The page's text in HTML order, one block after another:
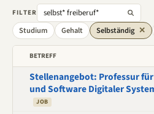
FILTER
Studium Gehalt Selbständig ✕
BETREFF
Stellenangebot: Professur
und Software Digitaler
JOB